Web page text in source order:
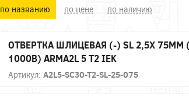
по названию по цене по наличию
ОТВЕРТКА ШЛИЦЕВАЯ (-) SL 2,5Х 75ММ
1000В) ARMA2L 5 Т2 IEK
Артикул: A2L5-SC30-T2-SL-25-075